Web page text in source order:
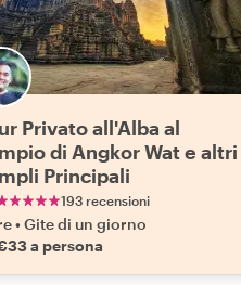
Privato all'Alba al
di Angkor Wat e altri
Principali
193 recensioni
•Gite di un giorno
a persona